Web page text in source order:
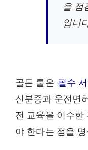
을 점
입니
골든 룰은 필수
신분증과 운전면
전 교육을 이수한
야 한다는 점을